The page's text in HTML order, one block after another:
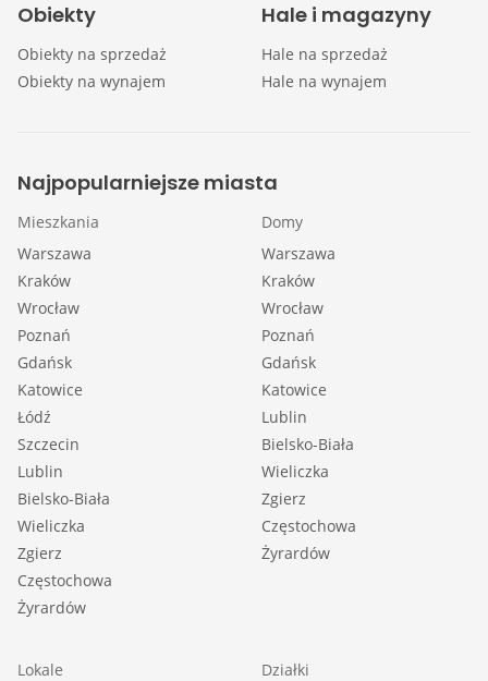
Obiekty
Obiekty na sprzedaż
Obiekty na wynajem
Hale i magazyny
Hale na sprzedaż
Hale na wynajem
Najpopularniejsze miasta
Mieszkania
Warszawa
Kraków
Wrocław
Poznań
Gdańsk
Katowice
Łódź
Szczecin
Lublin
Bielsko-Biała
Wieliczka
Zgierz
Częstochowa
Żyrardów
Domy
Warszawa
Kraków
Wrocław
Poznań
Gdańsk
Katowice
Lublin
Bielsko-Biała
Wieliczka
Zgierz
Częstochowa
Żyrardów
Lokale
Działki